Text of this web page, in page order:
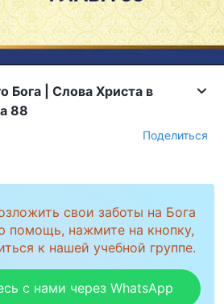
Бога | Слова Христа в
88
Поделиться
свои заботы на Бога
помощь, нажмите на кнопку,
к нашей учебной группе.
с нами через WhatsApp